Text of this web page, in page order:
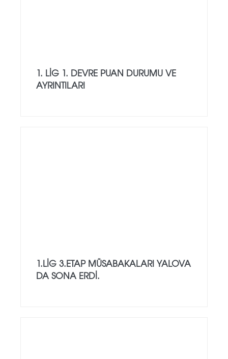
1. LIG 1. DEVRE PUAN DURUMU VE
AYRINTILARI
1.LİG 3.ETAP MÜSABAKALARI YALOVA
DA SONA ERDİ.